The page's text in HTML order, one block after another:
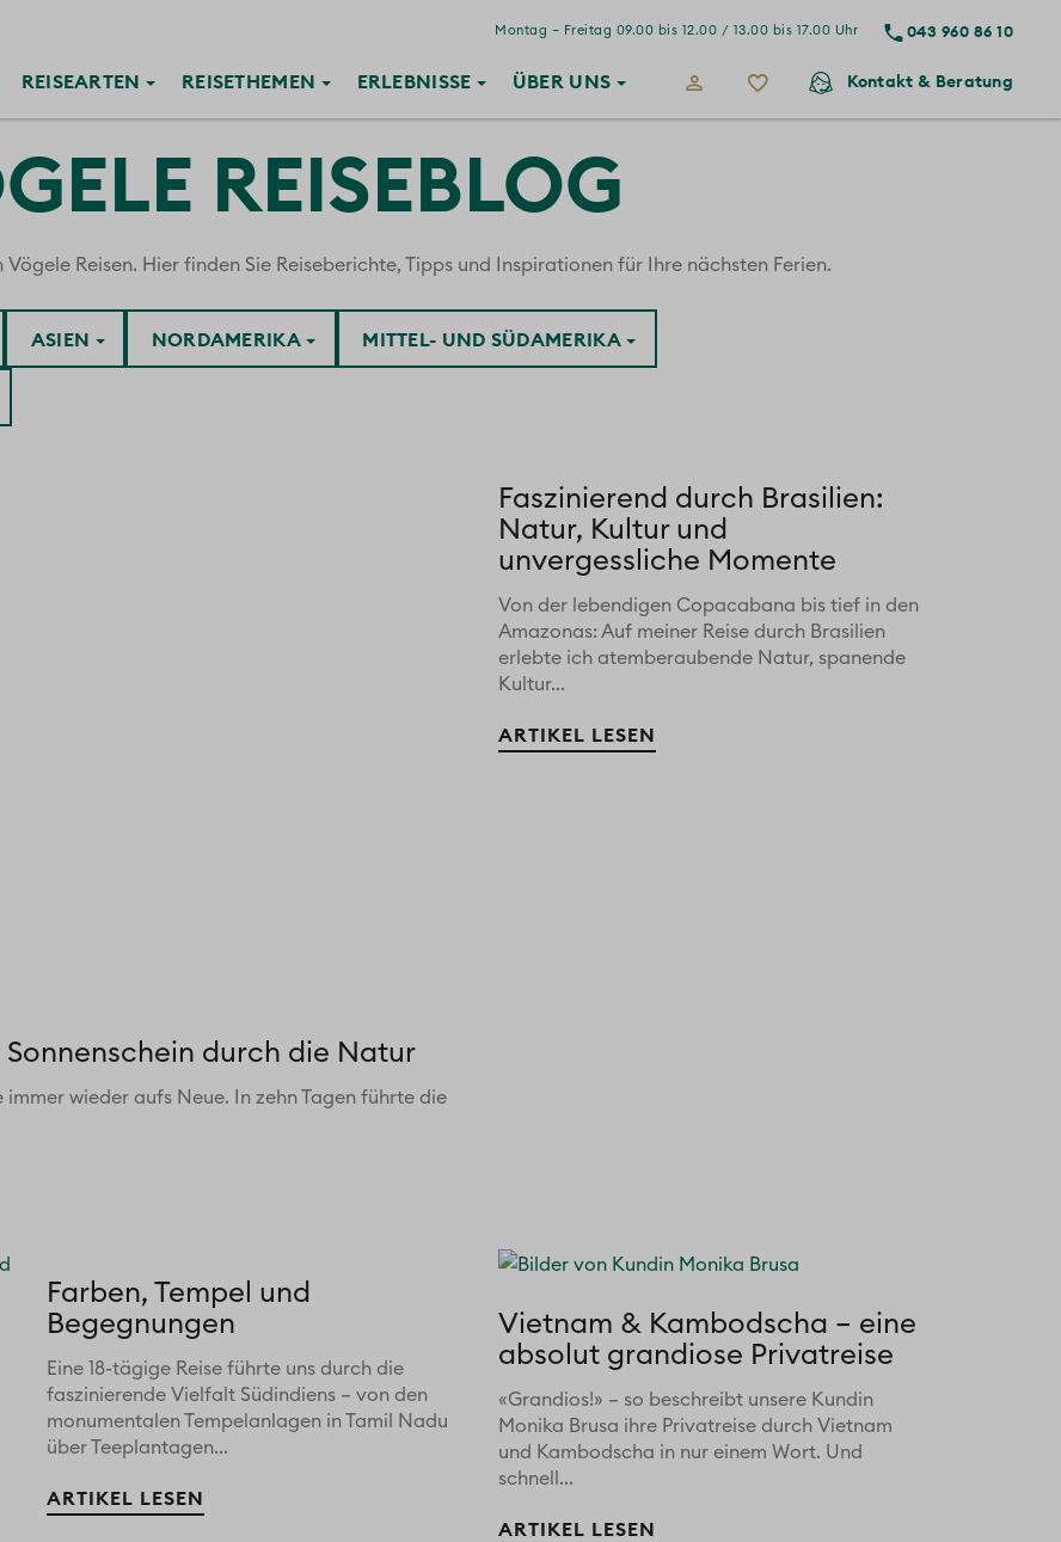
043 960 86 10
Montag – Freitag 09.00 bis 12.00 / 13.00 bis 17.00 Uhr
REISEARTEN REISETHEMEN ERLEBNISSE ÜBER UNS Kontakt & Beratung
REISEBLOG
Reisen. Hier finden Sie Reiseberichte, Tipps und Inspirationen für Ihre nächsten Ferien.
ASIEN MITTEL- UND SÜDAMERIKA
NORDAMERIKA
Sonnenschein durch die Natur
wieder aufs Neue. In zehn Tagen führte die
Faszinierend durch Brasilien:
Natur, Kultur und
unvergessliche Momente
Von der lebendigen Copacabana bis tief in den
Amazonas: Auf meiner Reise durch Brasilien
erlebte ich atemberaubende Natur, spanende
Kultur...
ARTIKEL LESEN
Farben, Tempel und
Begegnungen
Eine 18-tägige Reise führte uns durch die
faszinierende Vielfalt Südindiens – von den
monumentalen Tempelanlagen in Tamil Nadu
über Teeplantagen...
ARTIKEL LESEN
Vietnam & Kambodscha – eine
absolut grandiose Privatreise
«Grandios!» – so beschreibt unsere Kundin
Monika Brusa ihre Privatreise durch Vietnam
und Kambodscha in nur einem Wort. Und
schnell...
ARTIKEL LESEN